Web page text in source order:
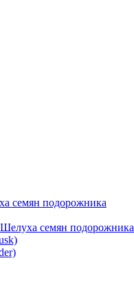
семян подорожника
семян подорожника